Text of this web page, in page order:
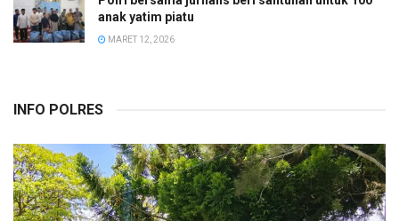
anak yatim piatu
MARET 12, 2026
INFO POLRES